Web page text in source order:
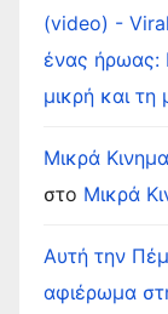
(video) -
ένας ήρωας:
μικρή και
Μικρά
στο Μικρά
Αυτή την
αφιέρωμα